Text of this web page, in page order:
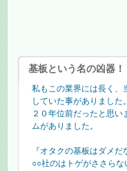
基板という名の凶器！
私もこの業界には長く、
していた事がありました。
２０年位前だったと思
ムがありました。
『オタクの基板はダメ
○○社のはトゲがささらな